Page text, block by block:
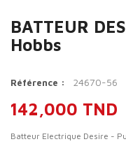
BATTEUR
Hobbs
Référence : 24670-56
142,000 TND
Batteur Electrique Desire -